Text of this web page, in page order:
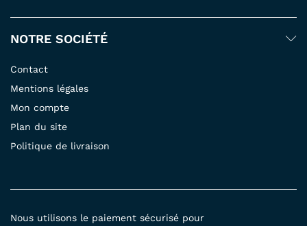
NOTRE SOCIÉTÉ
Contact
Mentions légales
Mon compte
Plan du site
Politique de livraison
Nous utilisons le paiement sécurisé pour